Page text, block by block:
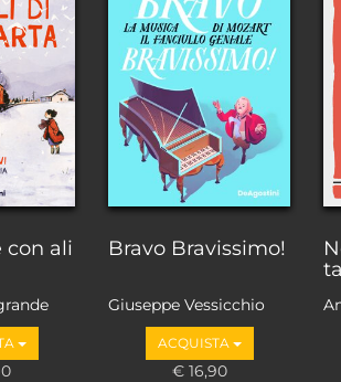
con ali
Bravo Bravissimo!
Giuseppe Vessicchio
ACQUISTA
€ 16,90